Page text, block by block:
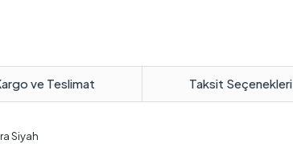
ve Teslimat Taksit Seçenekleri
Siyah